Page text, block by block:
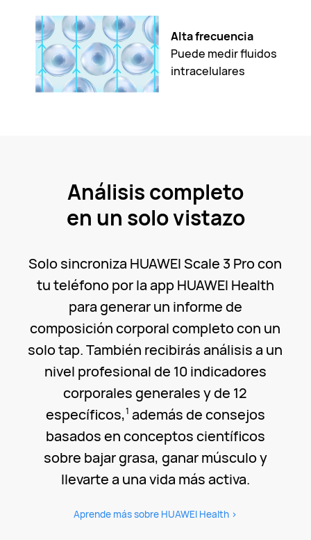
Alta frecuencia
Puede medir fluidos
intracelulares
Análisis completo
en un solo vistazo
Solo sincroniza HUAWEI Scale 3 Pro con
tu teléfono por la app HUAWEI Health
para generar un informe de
composición corporal completo con un
solo tap. También recibirás análisis a un
nivel profesional de 10 indicadores
corporales generales y de 12
específicos,1 además de consejos
basados en conceptos científicos
sobre bajar grasa, ganar músculo y
llevarte a una vida más activa.
Aprende más sobre HUAWEI Health >